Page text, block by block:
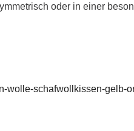
oder in einer